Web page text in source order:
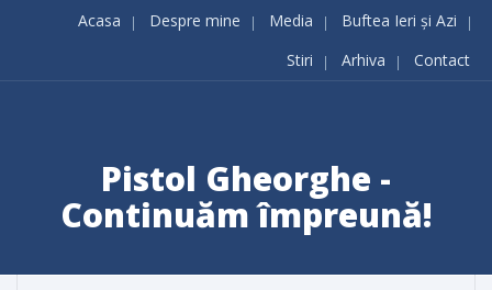
Acasa Despre mine Media
Buftea Ieri și Azi
Stiri
Arhiva Contact
Pistol Gheorghe -
Continuăm împreună!